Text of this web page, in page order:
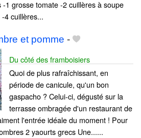
1 grosse tomate -2 cuillères à soupe
4 cuillères...
et pomme -
Du côté des framboisiers
Quoi de plus rafraîchissant, en
période de canicule, qu'un bon
gaspacho ? Celui-ci, dégusté sur la
terrasse ombragée d'un restaurant de
l'entrée idéale du moment ! Pour
2 yaourts grecs Une......